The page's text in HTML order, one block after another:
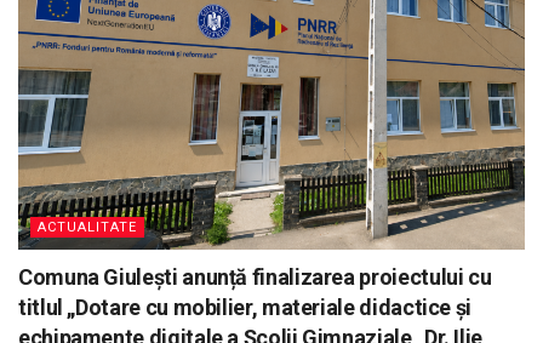
ACTUALITATE
Comuna Giulești anunță finalizarea proiectului cu
titlul „Dotare cu mobilier, materiale didactice și
echipamente digitale a Școlii Gimnaziale „Dr. Ilie